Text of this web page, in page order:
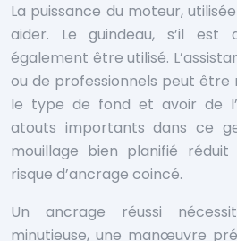
La puissance du moteur,
aider. Le guindeau, s’il est
également être utilisé.
ou de professionnels peut être
le type de fond et avoir de
atouts importants dans ce
mouillage bien planifié
risque d’ancrage coincé.
Un ancrage réussi
minutieuse, une manœuvre